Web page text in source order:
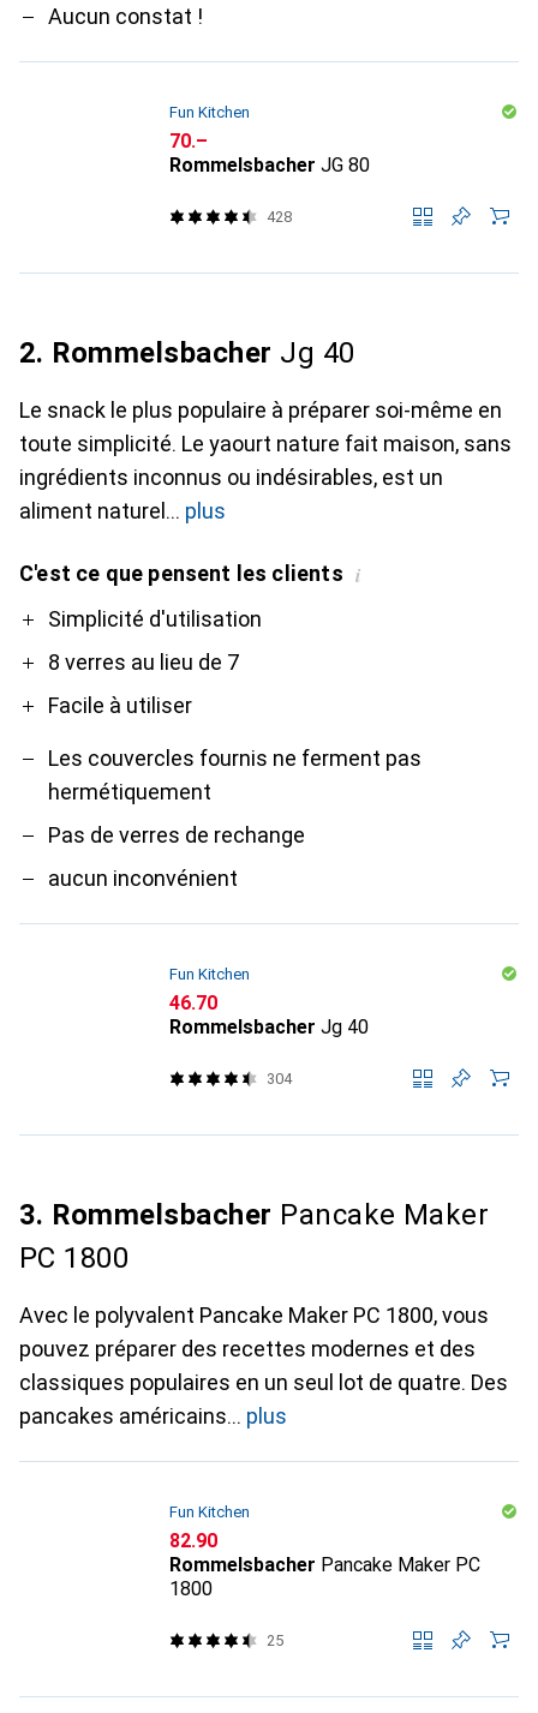
Aucun constat !
Fun Kitchen
CHF
70.–
Rommelsbacher JG 80
428
2. Rommelsbacher Jg 40
Le snack le plus populaire à préparer soi-même en
toute simplicité. Le yaourt nature fait maison, sans
ingrédients inconnus ou indésirables, est un
aliment naturel
plus
C'est ce que pensent les clients i
ProSimplicité d'utilisation
8 verres au lieu de 7
Facile à utiliser
Contre
Les couvercles fournis ne ferment pas
hermétiquement
Pas de verres de rechange
aucun inconvénient
Fun Kitchen
CHF
46.70
Rommelsbacher Jg 40
304
3. Rommelsbacher Pancake Maker
PC 1800
Avec le polyvalent Pancake Maker PC 1800, vous
pouvez préparer des recettes modernes et des
classiques populaires en un seul lot de quatre. Des
pancakes américains
plus
Fun Kitchen
CHF
82.90
Rommelsbacher Pancake Maker PC
1800
25